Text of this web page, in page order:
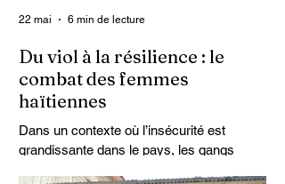
Du viol à la résilience : le
combat des femmes
haïtiennes
Dans un contexte où l’insécurité est
grandissante dans le pays, les gangs
22 mai 6 min de lecture